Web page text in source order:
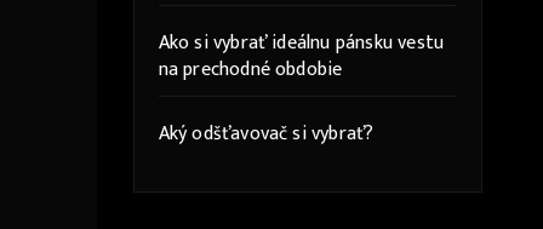
Ako si vybrať ideálnu pánsku vestu
na prechodné obdobie
Aký odšťavovač si vybrať?